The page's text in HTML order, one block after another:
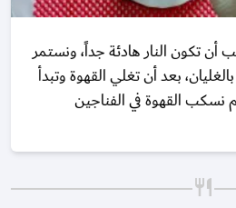
أن تكون النار هادئة جداً، ونستمر
بعد أن تغلي القهوة وتبدأ
نسكب القهوة في الفناجين